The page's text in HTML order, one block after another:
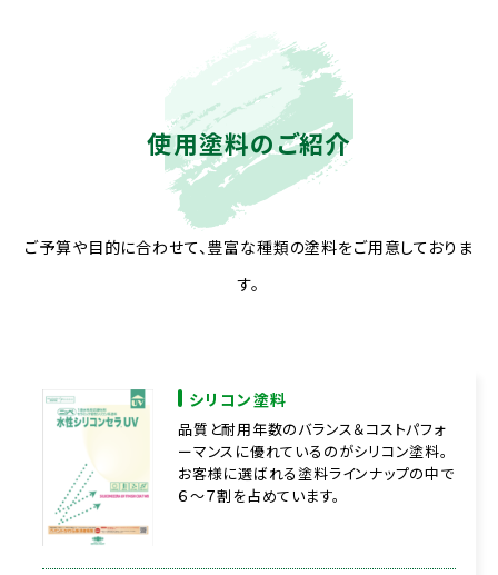
使用塗料のご紹介
ご予算や目的に合わせて、豊富な種類の塗料をご用意しておりま
す。
シリコン塗料
品質と耐用年数のバランス＆コストパフォ
ーマンスに優れているのがシリコン塗料。
お客様に選ばれる塗料ラインナップの中で
６～７割を占めています。